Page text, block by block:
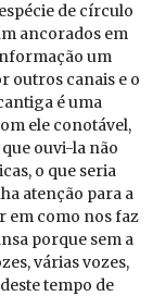
de círculo
ancorados em
um
outros canais e o
é uma
ele conotável,
ouvi-la não
o que seria
atenção para a
em como nos faz
porque sem a
várias vozes,
tempo de